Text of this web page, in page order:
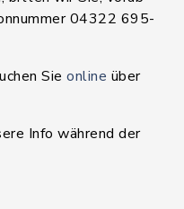
04322 695-
Sie online über
Info während der